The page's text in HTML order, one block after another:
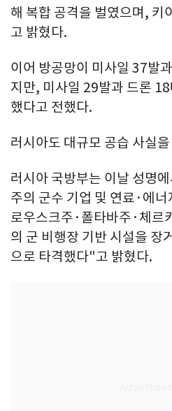
해 복합 공격을 벌였으며, 키
고 밝혔다.
이어 방공망이 미사일 37발
지만, 미사일 29발과 드론
했다고 전했다.
러시아도 대규모 공습 사실
러시아 국방부는 이날 성명
주의 군수 기업 및 연료·에
로우스크주·폴타바주·체르
의 군 비행장 기반 시설을 장
으로 타격했다"고 밝혔다.